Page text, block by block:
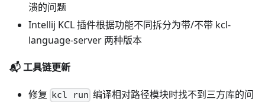
溃的问题
Intellij KCL 插件根据功能不同拆分为带/不带 kcl-
language-server 两种版本
📬️ 工具链更新
修复 kcl run 编译相对路径模块时找不到三方库的问